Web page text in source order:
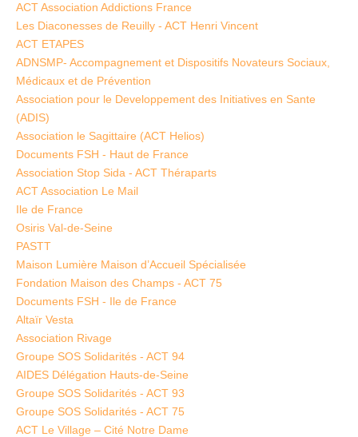
ACT Association Addictions France
Les Diaconesses de Reuilly - ACT Henri Vincent
ACT ETAPES
ADNSMP- Accompagnement et Dispositifs Novateurs Sociaux,
Médicaux et de Prévention
Association pour le Developpement des Initiatives en Sante
(ADIS)
Association le Sagittaire (ACT Helios)
Documents FSH - Haut de France
Association Stop Sida - ACT Théraparts
ACT Association Le Mail
Ile de France
Osiris Val-de-Seine
PASTT
Maison Lumière Maison d’Accueil Spécialisée
Fondation Maison des Champs - ACT 75
Documents FSH - Ile de France
Altaïr Vesta
Association Rivage
Groupe SOS Solidarités - ACT 94
AIDES Délégation Hauts-de-Seine
Groupe SOS Solidarités - ACT 93
Groupe SOS Solidarités - ACT 75
ACT Le Village – Cité Notre Dame